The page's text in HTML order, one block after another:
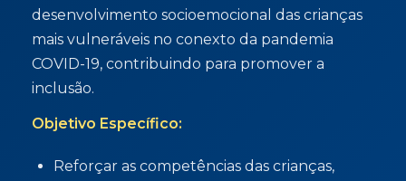
desenvolvimento socioemocional das crianças
mais vulneráveis no conexto da pandemia
COVID-19, contribuindo para promover a
inclusão.
Objetivo Específico:
Reforçar as competências das crianças,